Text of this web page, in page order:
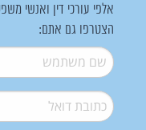
אלפי עורכי דין ואנשי
הצטרפו גם אתם:
שם משתמש*
דואל*